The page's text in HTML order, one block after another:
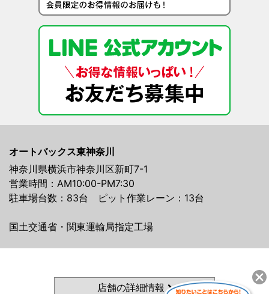
オートバックス東神奈川
神奈川県横浜市神奈川区新町7-1
営業時間：AM10:00-PM7:30
駐車場台数：83台 ピット作業レーン：13台
国土交通省・関東運輸局指定工場
店舗の詳細情報